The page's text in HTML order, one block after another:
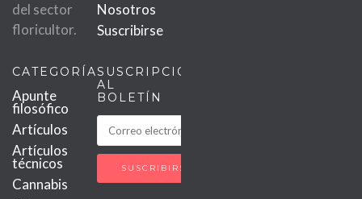
del sector
floricultor.
Nosotros
Suscribirse
CATEGORÍAS
Apunte
filosófico
Artículos
Artículos
técnicos
Cannabis
SUSCRIPCIÓN
AL
BOLETÍN